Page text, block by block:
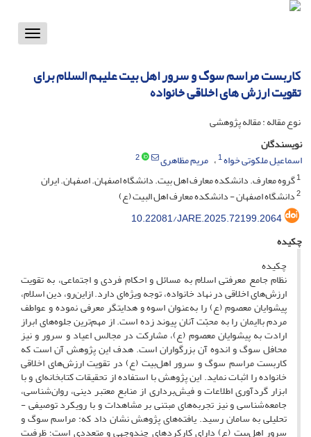
Toggle
کاربست مراسم سوگ و سرور اهل بیت علیهم السلام برای
تقویت ارزش های اخلاقی خانواده
نوع مقاله : مقاله پژوهشی
نویسندگان
اسماعیل ملکوتی خواه1 مریم مظاهری
2
1گروه معارف. دانشکده معارف اهل بیت. دانشگاه اصفهان. اصفهان. ایران
2دانشگاه اصفهان - دانشکده معارف اهل البیت (ع)
10.22081/JARE.2025.72199.2064
چکیده
چکیده
نظام جامع معرفتی اسلام به مسائل و احکام فردی و اجتماعی، به تقویت
ارزش‌های اخلاقی در نهاد خانواده، توجه ویژه‌ای دارد. ازاین‌رو، دین اسلام،
پیشوایان معصوم (ع) را به‌عنوان اسوه و هدایتگر معرفی نموده و عواطف
مردم باایمان را به محبّت آنان پیوند زده است. از مهم‌ترین جلوه‌های ابراز
ارادت به پیشوایان معصوم (ع)، مشارکت در مجالس اعیاد و سرور و نیز
محافل سوگ و اندوه آن بزرگواران است. هدف این پژوهش آن است که
کاربست مراسم سوگ و سرور اهل‌بیت (ع) در تقویت ارزش‌های اخلاقی
خانواده را اثبات نماید. این پژوهش با استفاده از تحقیقات کتابخانه‌ای و با
ابزار گردآوری اطلاعات و فیش‌برداری از منابع معتبر دینی، روان‌شناسی،
جامعه‌شناسی و نیز تجربه‌های مبتنی بر مشاهدات و با رویکرد توصیفی -
تحلیلی به سامان رسید. یافته‌های پژوهش نشان داد که: مراسم سوگ و
سرور اهل‌بیت (ع) دارای کارکردهای چندوجهی و متعددی است؛ ظرفیت